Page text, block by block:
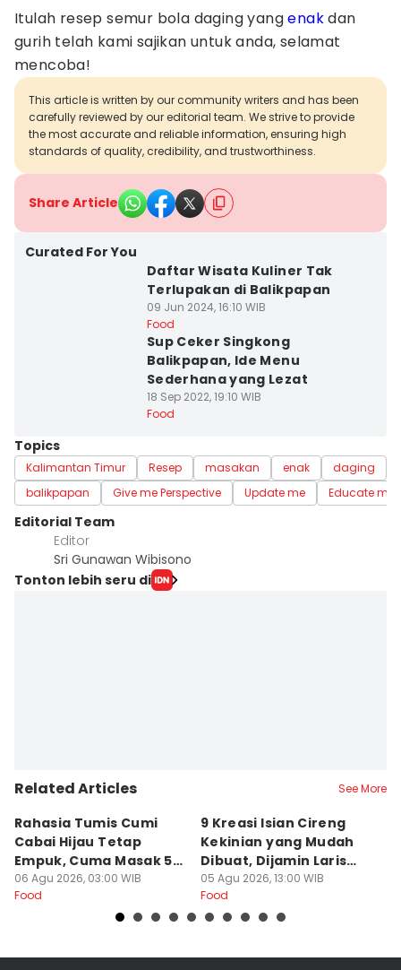
Itulah resep semur bola daging yangenakdan
gurih telah kami sajikan untuk anda, selamat
mencoba!
This article is written by our community writers and has been
carefully reviewed by our editorial team. We strive to provide
the most accurate and reliable information, ensuring high
standards of quality, credibility, and trustworthiness.
Share Article
Curated For You
Daftar Wisata Kuliner Tak
Terlupakan di Balikpapan
09 Jun 2024, 16:10 WIB
Food
Sup Ceker Singkong
Balikpapan, Ide Menu
Sederhana yang Lezat
18 Sep 2022, 19:10 WIB
Food
Topics
Kalimantan Timur Resep masakan enak daging
balikpapan
Give me Perspective Update me Educate me
Editorial Team
Editor
Sri Gunawan Wibisono
Tonton lebih seru di
Related Articles See More
Rahasia Tumis Cumi
Cabai Hijau Tetap
Empuk, Cuma Masak 5
Menit!
06 Agu 2026, 03:00 WIB
Food
9 Kreasi Isian Cireng
Kekinian yang Mudah
Dibuat, Dijamin Laris
untuk Jualan
05 Agu 2026, 13:00 WIB
Food